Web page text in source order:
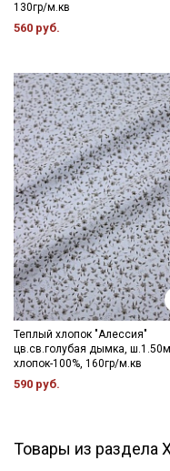
130гр/м.кв
560 руб.
Теплый хлопок "Алессия"
цв.св.голубая дымка,
хлопок-100%, 160гр/м.кв
590 руб.
Товары из раздела